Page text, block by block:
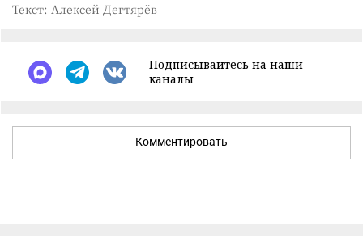
Текст: Алексей Дегтярёв
Подписывайтесь на наши
каналы
Комментировать